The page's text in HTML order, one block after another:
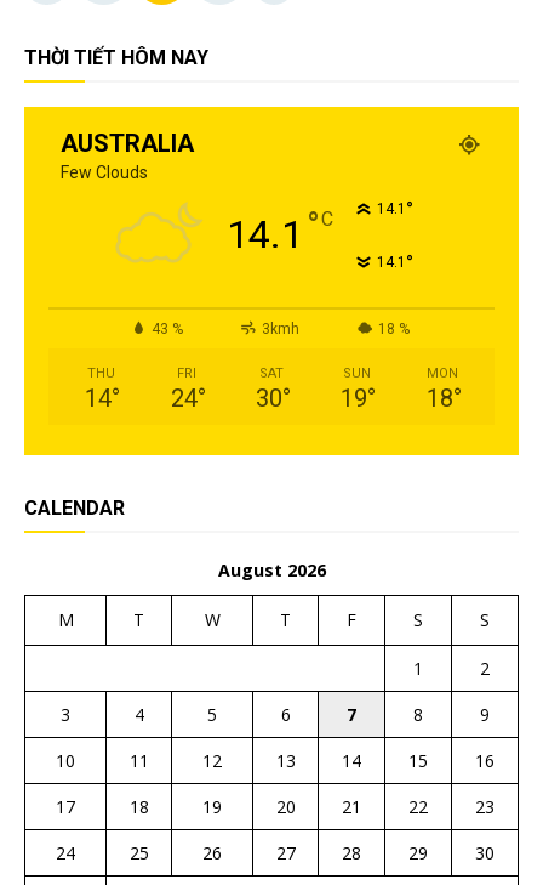
THỜI TIẾT HÔM NAY
AUSTRALIA
Few Clouds
14.1 °C 14.1 °
14.1 °
43 % 3kmh 18 %
THU
14°
FRI
24°
SAT
30°
SUN
19°
MON
18°
CALENDAR
August 2026
M T W T F S S
1
2
3
4 5 6 7 8
9
10
11 12 13 14 15
16
17
18 19 20 21 22
23
24
25 26 27 28 29
30